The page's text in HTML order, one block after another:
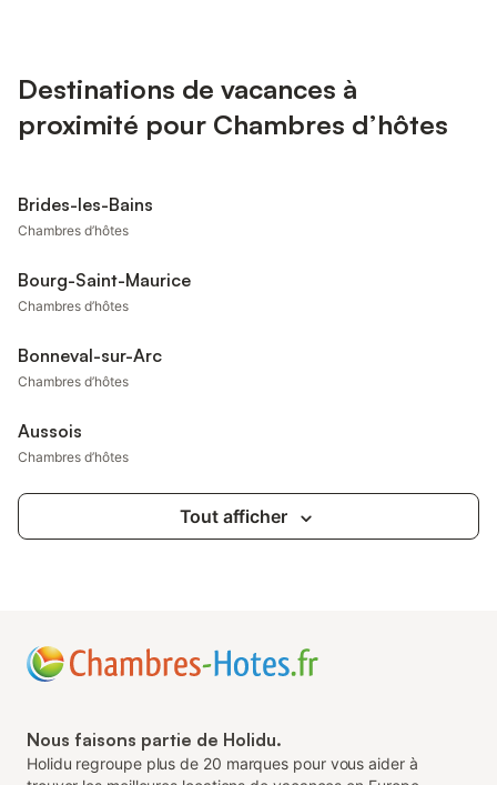
Destinations de vacances à
proximité pour Chambres d’hôtes
Brides-les-Bains
Chambres d’hôtes
Bourg-Saint-Maurice
Chambres d’hôtes
Bonneval-sur-Arc
Chambres d’hôtes
Aussois
Chambres d’hôtes
Tout afficher
Nous faisons partie de Holidu.
Holidu regroupe plus de 20 marques pour vous aider à